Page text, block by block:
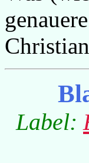
Label: